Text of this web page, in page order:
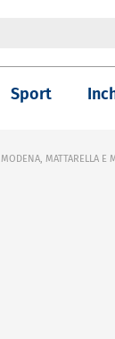
Sport
MODENA, MATTARELLA E